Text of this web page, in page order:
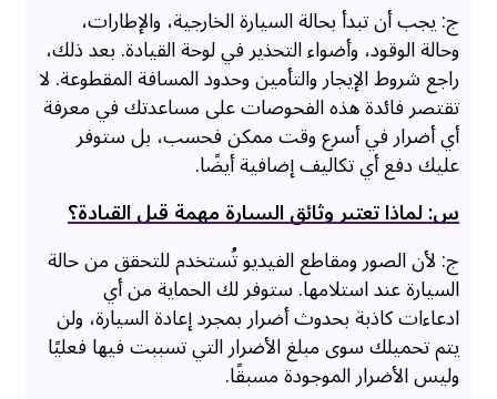
ج: يجب أن تبدأ بحالة السيارة الخارجية، والإطارات،
وحالة الوقود، وأضواء التحذير في لوحة القيادة. بعد ذلك،
راجع شروط الإيجار والتأمين وحدود المسافة المقطوعة. لا
تقتصر فائدة هذه الفحوصات على مساعدتك في معرفة
أي أضرار في أسرع وقت ممكن فحسب، بل ستوفر
عليك دفع أي تكاليف إضافية أيضًا.
س: لماذا تعتبر وثائق السيارة مهمة قبل القيادة؟
ج: لأن الصور ومقاطع الفيديو تُستخدم للتحقق من حالة
السيارة عند استلامها. ستوفر لك الحماية من أي
ادعاءات كاذبة بحدوث أضرار بمجرد إعادة السيارة، ولن
يتم تحميلك سوى مبلغ الأضرار التي تسببت فيها فعليًا
وليس الأضرار الموجودة مسبقًا.